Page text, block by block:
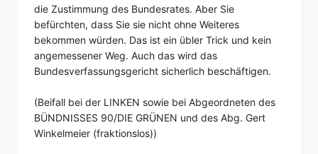
die Zustimmung des Bundesrates. Aber Sie
befürchten, dass Sie sie nicht ohne Weiteres
bekommen würden. Das ist ein übler Trick und kein
angemessener Weg. Auch das wird das
Bundesverfassungsgericht sicherlich beschäftigen.
(Beifall bei der LINKEN sowie bei Abgeordneten des
BÜNDNISSES 90/DIE GRÜNEN und des Abg. Gert
Winkelmeier (fraktionslos))